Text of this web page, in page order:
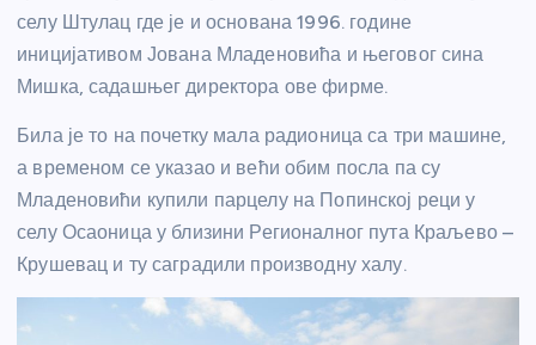
селу Штулац где је и основана 1996. године
иницијативом Јована Младеновића и његовог сина
Мишка, садашњег директора ове фирме.
Била је то на почетку мала радионица са три машине,
а временом се указао и већи обим посла па су
Младеновићи купили парцелу на Попинској реци у
селу Осаоница у близини Регионалног пута Краљево –
Крушевац и ту саградили производну халу.